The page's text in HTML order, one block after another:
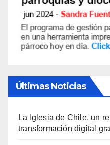
Últimas Noticias
La Iglesia de Chile, un
transformación digital